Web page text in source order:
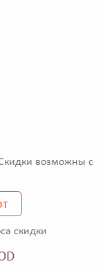
возможны с
скидки